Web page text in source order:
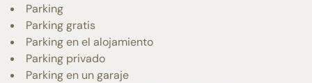
Parking
Parking gratis
Parking en el alojamiento
Parking privado
Parking en un garaje